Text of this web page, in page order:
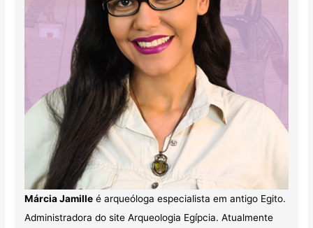
Márcia Jamilleé arqueóloga especialista em antigo Egito.
Administradora do site Arqueologia Egípcia. Atualmente